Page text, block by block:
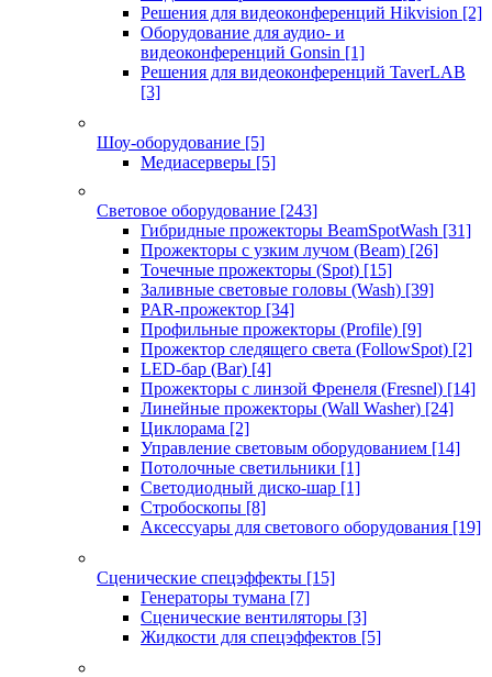
Решения для видеоконференций Hikvision [2]
Оборудование для аудио- и
видеоконференций Gonsin [1]
Решения для видеоконференций TaverLAB
[3]
Шоу-оборудование [5]
Медиасерверы [5]
Световое оборудование [243]
Гибридные прожекторы BeamSpotWash [31]
Прожекторы с узким лучом (Beam) [26]
Точечные прожекторы (Spot) [15]
Заливные световые головы (Wash) [39]
PAR-прожектор [34]
Профильные прожекторы (Profile) [9]
Прожектор следящего света (FollowSpot) [2]
LED-бар (Bar) [4]
Прожекторы с линзой Френеля (Fresnel) [14]
Линейные прожекторы (Wall Washer) [24]
Циклорама [2]
Управление световым оборудованием [14]
Потолочные светильники [1]
Светодиодный диско-шар [1]
Стробоскопы [8]
Аксессуары для светового оборудования [19]
Сценические спецэффекты [15]
Генераторы тумана [7]
Сценические вентиляторы [3]
Жидкости для спецэффектов [5]